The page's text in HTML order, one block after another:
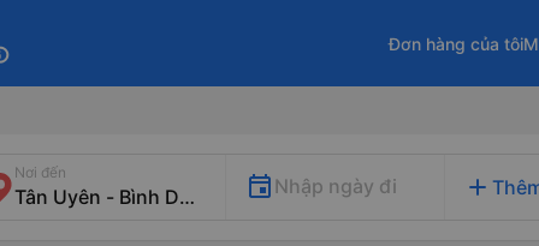
Đơn hàng của tôi
Nơi đến
Nhập ngày đi add